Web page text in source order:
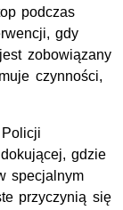
podczas
gdy
zobowiązany
czynności,
gdzie
specjalnym
przyczynią się